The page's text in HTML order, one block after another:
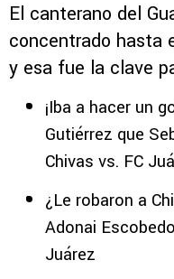
El canterano del
concentrado hasta
y esa fue la clave
¡Iba a hacer un
Gutiérrez que
Chivas vs. FC
¿Le robaron a
Adonai
Juárez